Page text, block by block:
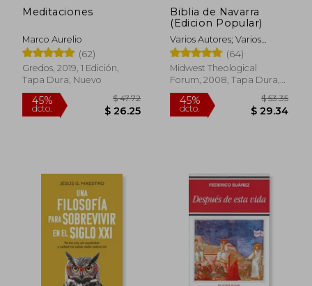
Meditaciones
Marco Aurelio
(62)
Gredos, 2019, 1 Edición,
Tapa Dura, Nuevo
Biblia de Navarra
(Edicion Popular)
Varios Autores; Varios
Autores
(64)
Midwest Theological
Forum, 2008, Tapa Dura,
Nuevo